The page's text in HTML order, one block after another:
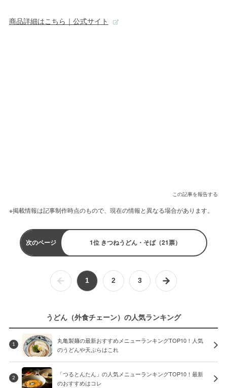
商品詳細はこちら｜公式サイト
この記事を報告する
※掲載情報は記事制作時点のもので、現在の情報と異なる場合があります。
次のページ 1位 きつねうどん・そば（21票）
1 2 3
うどん（外食チェーン）の人気ランキング
1
丸亀製麺の最新おすすめメニューランキングTOP10！人気
のうどんや天ぷらはこれ
2
「つるとんたん」の人気メニューランキングTOP10！最新
のおすすめはコレ